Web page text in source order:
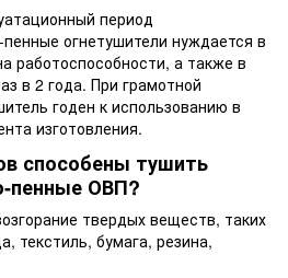
период
огнетушители нуждается в
работоспособности, а также в
в 2 года. При грамотной
годен к использованию в
изготовления.
способены тушить
пенные ОВП?
твердых веществ, таких
текстиль, бумага, резина,